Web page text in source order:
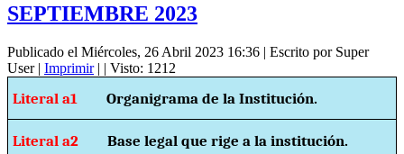
SEPTIEMBRE 2023
Publicado el Miércoles, 26 Abril 2023 16:36 | Escrito por Super
User| Imprimir| | Visto: 1212
Literal a1 Organigrama de la Institución.
Literal a2 Base legal que rige a la institución.